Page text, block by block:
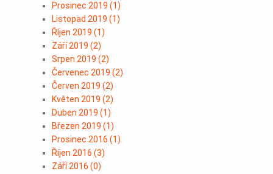
Prosinec 2019 (1)
Listopad 2019 (1)
Říjen 2019 (1)
Září 2019 (2)
Srpen 2019 (2)
Červenec 2019 (2)
Červen 2019 (2)
Květen 2019 (2)
Duben 2019 (1)
Březen 2019 (1)
Prosinec 2016 (1)
Říjen 2016 (3)
Září 2016 (0)